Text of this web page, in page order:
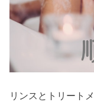
リンスとトリート